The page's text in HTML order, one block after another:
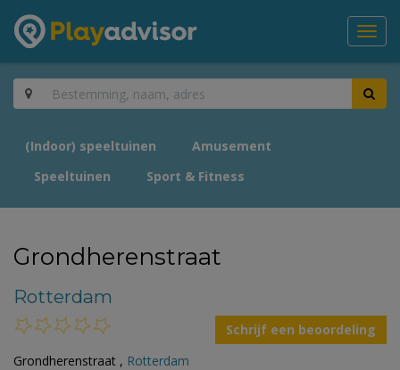
(Indoor) speeltuinen
Amusement
Speeltuinen
Sport & Fitness
Grondherenstraat
Rotterdam
Schrijf een beoordeling
Grondherenstraat , Rotterdam